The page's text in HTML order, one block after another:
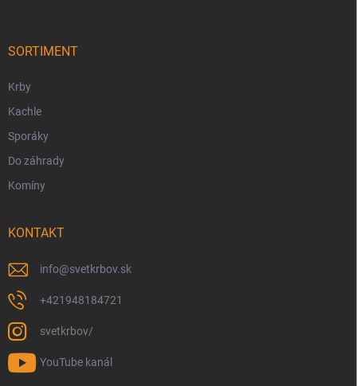
SORTIMENT
Krby
Kachle
Sporáky
Do záhrady
Komíny
KONTAKT
info@svetkrbov.sk
+421948184721
svetkrbov/
YouTube kanál